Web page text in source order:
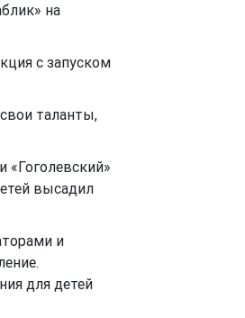
на
с запуском
таланты,
«Гоголевский»
высадил
и
для детей